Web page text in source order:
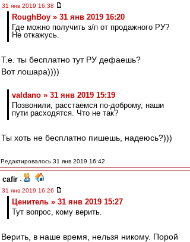
31 янв 2019 16:38
RoughBoy » 31 янв 2019 16:20
Где можно получить з/п от продажного РУ?
Не откажусь.
Т.е. ты бесплатно тут РУ дефаешь?
Вот лошара))))
valdano » 31 янв 2019 15:19
Позвонили, расстаемся по-доброму, наши
пути расходятся. Что не так?
Ты хоть не бесплатно пишешь, надеюсь?)))
Редактировалось 31 янв 2019 16:42
cafir -
31 янв 2019 16:26
Ценитель » 31 янв 2019 15:27
Тут вопрос, кому верить.
Верить, в наше время, нельзя никому. Порой